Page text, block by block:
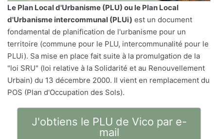
Le Plan Local d'Urbanisme (PLU) ou le Plan Local
d'Urbanisme intercommunal (PLUi) est un document
fondamental de planification de l'urbanisme pour un
territoire (commune pour le PLU, intercommunalité pour le
PLUi). Sa mise en place fait suite à la promulgation de la
"loi SRU" (loi relative à la Solidarité et au Renouvellement
Urbain) du 13 décembre 2000. Il vient en remplacement du
POS (Plan d'Occupation des Sols).
J'obtiens le PLU de Vico par e-
mail